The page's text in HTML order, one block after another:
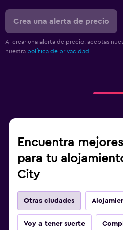
Crea una alerta de precio
Al crear una alerta de precio, aceptas
nuestra política de privacidad.
Encuentra
para tu
City
Otras ciudades
Voy a tener suerte